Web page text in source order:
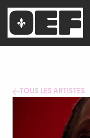
TOUS LES ARTISTES